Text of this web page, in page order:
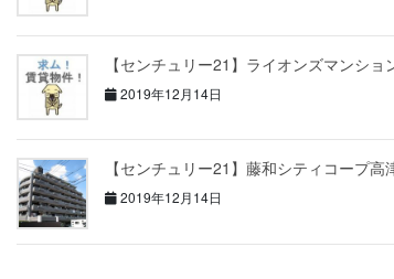
【センチュリー21】ライオンズマンシ
2019年12月14日
【センチュリー21】藤和シティコープ高
2019年12月14日